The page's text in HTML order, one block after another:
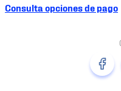
Consulta opciones de pago